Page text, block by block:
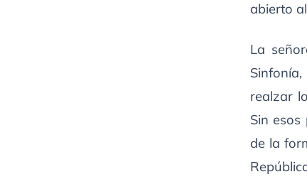
abierto
La
realzar
Sin
de la